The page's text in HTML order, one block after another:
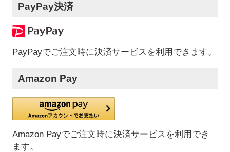
PayPay決済
PayPayでご注文時に決済サービスを利用できます。
Amazon Pay
Amazon Payでご注文時に決済サービスを利用でき
ます。